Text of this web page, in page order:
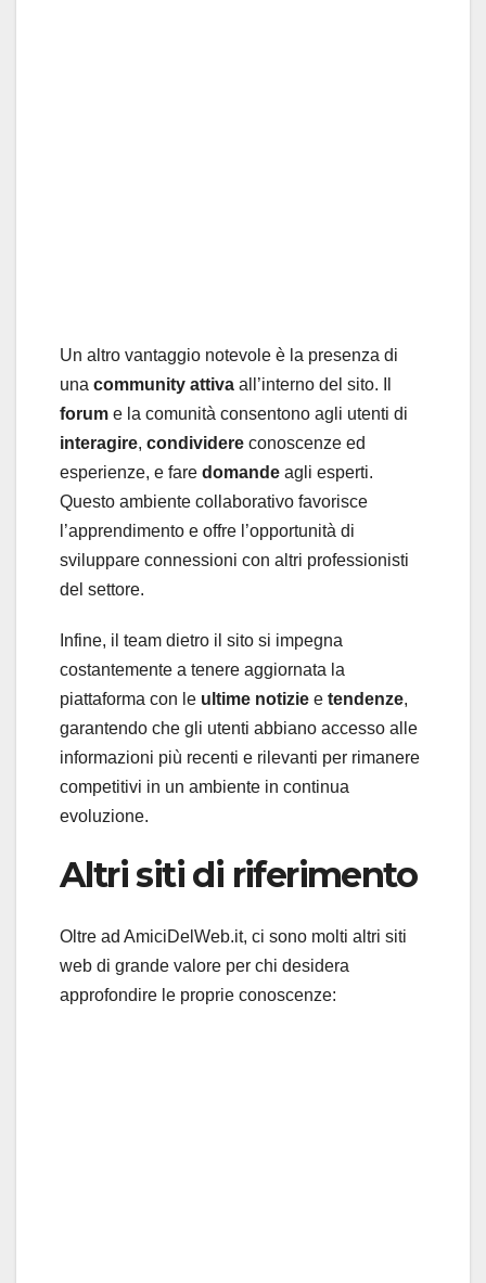
Un altro vantaggio notevole è la presenza di
una community attiva all’interno del sito. Il
forum e la comunità consentono agli utenti di
interagire, condividere conoscenze ed
esperienze, e fare domande agli esperti.
Questo ambiente collaborativo favorisce
l’apprendimento e offre l’opportunità di
sviluppare connessioni con altri professionisti
del settore.
Infine, il team dietro il sito si impegna
costantemente a tenere aggiornata la
piattaforma con le ultime notizie e tendenze,
garantendo che gli utenti abbiano accesso alle
informazioni più recenti e rilevanti per rimanere
competitivi in un ambiente in continua
evoluzione.
Altri siti di riferimento
Oltre ad AmiciDelWeb.it, ci sono molti altri siti
web di grande valore per chi desidera
approfondire le proprie conoscenze: